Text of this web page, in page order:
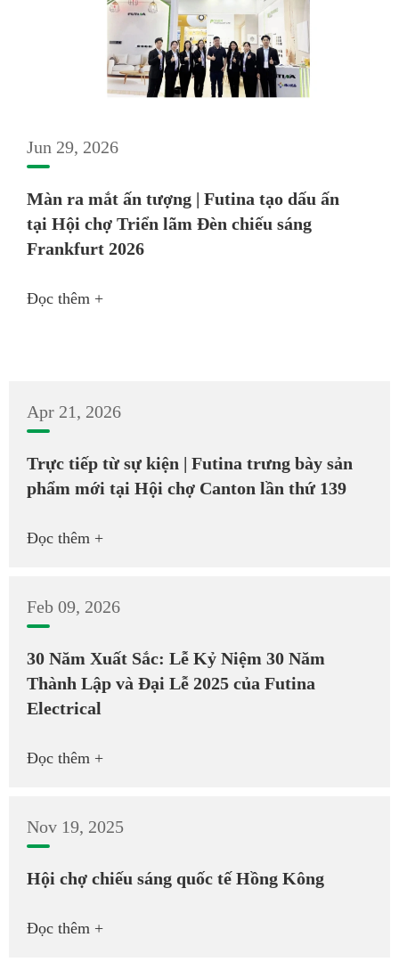
Jun 29, 2026
Màn ra mắt ấn tượng | Futina tạo dấu ấn
tại Hội chợ Triển lãm Đèn chiếu sáng
Frankfurt 2026
Đọc thêm +
Apr 21, 2026
Trực tiếp từ sự kiện | Futina trưng bày sản
phẩm mới tại Hội chợ Canton lần thứ 139
Đọc thêm +
Feb 09, 2026
30 Năm Xuất Sắc: Lễ Kỷ Niệm 30 Năm
Thành Lập và Đại Lễ 2025 của Futina
Electrical
Đọc thêm +
Nov 19, 2025
Hội chợ chiếu sáng quốc tế Hồng Kông
Đọc thêm +